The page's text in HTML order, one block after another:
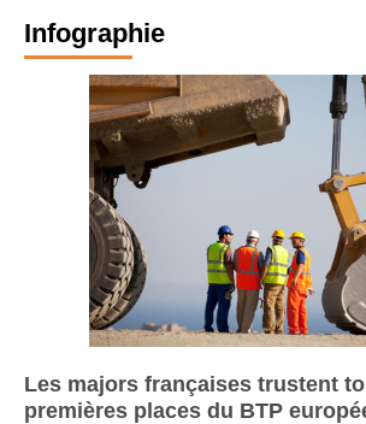
Infographie
Les majors françaises trustent
premières places du BTP